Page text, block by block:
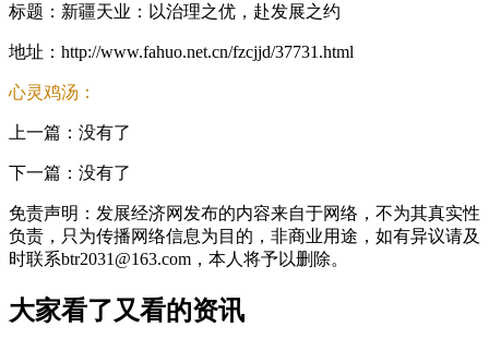
标题：新疆天业：以治理之优，赴发展之约
地址：http://www.fahuo.net.cn/fzcjjd/37731.html
心灵鸡汤：
上一篇：没有了
下一篇：没有了
免责声明：发展经济网发布的内容来自于网络，不为其真实性
负责，只为传播网络信息为目的，非商业用途，如有异议请及
时联系btr2031@163.com，本人将予以删除。
大家看了又看的资讯